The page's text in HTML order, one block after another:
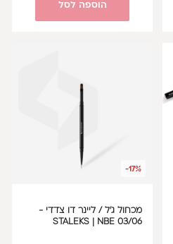
הוספה לסל
-17%
מכחול ג'ל / ליינר דו צדדי -
STALEKS | NBE 03/06